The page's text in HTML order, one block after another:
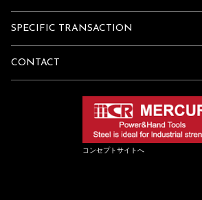
SPECIFIC TRANSACTION
CONTACT
コンセプトサイトへ